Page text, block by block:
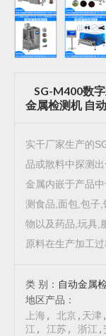
SG-M400数
金属检测机 自
实干厂家生产的
品或散料中探测
金属内嵌于产品
测食品,面包,包子
物以及药品,玩具,
原料在生产加工过
类 别： 自动金属
地区产品：
上海, 北京,天
江, 江苏, 浙江,